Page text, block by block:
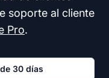
soporte al cliente
Pro.
30 días